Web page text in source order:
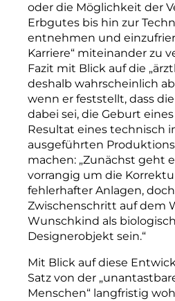
oder die Möglichkeit der
Erbgutes bis hin zur
entnehmen und
Karriere“ miteinander zu
Fazit mit Blick auf die
deshalb wahrscheinlich
wenn er feststellt, dass
dabei sei, die Geburt
Resultat eines technisch
ausgeführten
machen: „Zunächst geht
vorrangig um die
fehlerhafter Anlagen,
Zwischenschritt auf dem
Wunschkind als
Designerobjekt sein.“
Mit Blick auf diese
Satz von der
Menschen“ langfristig